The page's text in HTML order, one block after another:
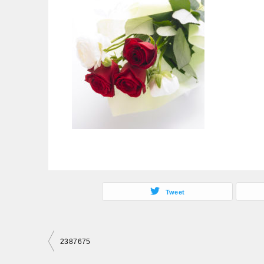
Tweet
投2387675